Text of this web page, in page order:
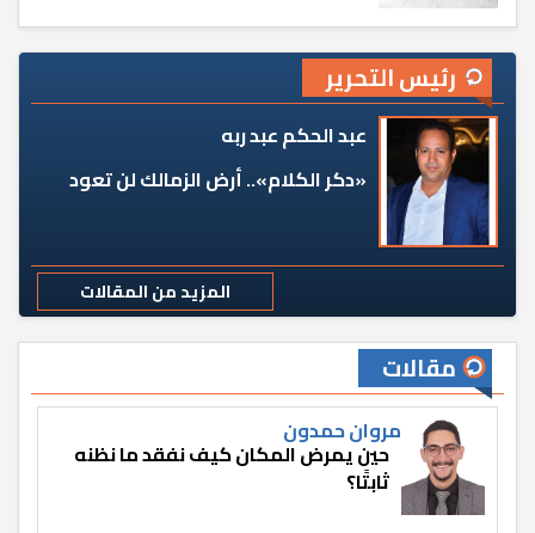
رئيس التحرير
عبد الحكم عبد ربه
«دكر الكلام».. أرض الزمالك لن تعود
المزيد من المقالات
مقالات
مروان حمدون
حين يمرض المكان كيف نفقد ما نظنه
ثابتًا؟